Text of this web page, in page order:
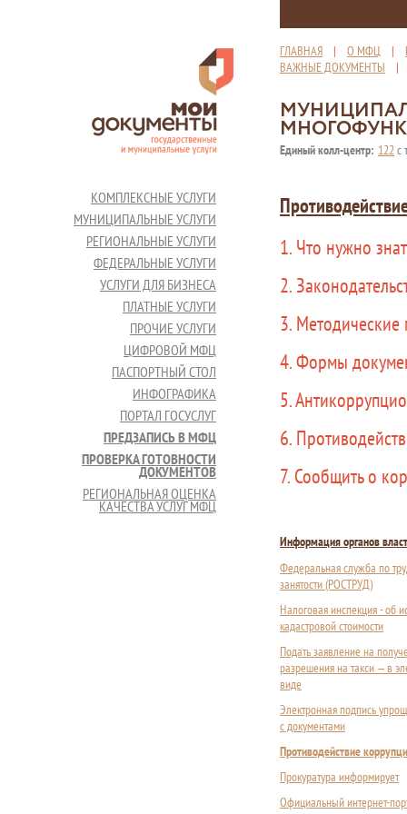
ГЛАВНАЯ | О МФЦ |
ВАЖНЫЕ ДОКУМЕНТЫ
Единый колл-центр: 122с
КОМПЛЕКСНЫЕ УСЛУГИ
МУНИЦИПАЛЬНЫЕ УСЛУГИ
РЕГИОНАЛЬНЫЕ УСЛУГИ
ФЕДЕРАЛЬНЫЕ УСЛУГИ
УСЛУГИ ДЛЯ БИЗНЕСА
ПЛАТНЫЕ УСЛУГИ
ПРОЧИЕ УСЛУГИ
ЦИФРОВОЙ МФЦ
ПАСПОРТНЫЙ СТОЛ
ИНФОГРАФИКА
ПОРТАЛ ГОСУСЛУГ
ПРЕДЗАПИСЬ В МФЦ
ПРОВЕРКА ГОТОВНОСТИ
ДОКУМЕНТОВ
РЕГИОНАЛЬНАЯ ОЦЕНКА
КАЧЕСТВА УСЛУГ МФЦ
1. Что нужно
2.
3.
4. Формы
5.
6.
7. Сообщить о
Информация органов
Федеральная служба по
занятости (РОСТРУД)
Налоговая инспекция - об
кадастровой стоимости
Подать заявление на
разрешения на такси — в
виде
Электронная подпись
с документами
Противодействие
Прокуратура информирует
Официальный интернет-